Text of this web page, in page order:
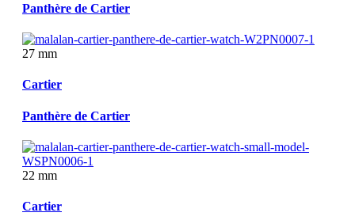
Panthère de Cartier
27 mm
Cartier
Panthère de Cartier
22 mm
Cartier